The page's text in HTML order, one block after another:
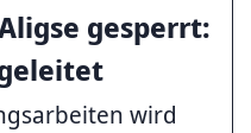
gesperrt:
wird